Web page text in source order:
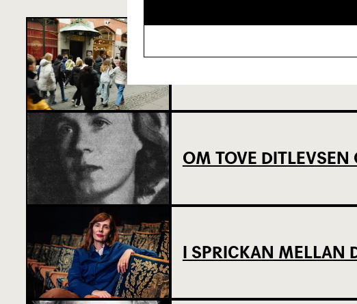
SJU SUPERVIKTIGA
OM TOVE
I SPRICKAN MELLAN